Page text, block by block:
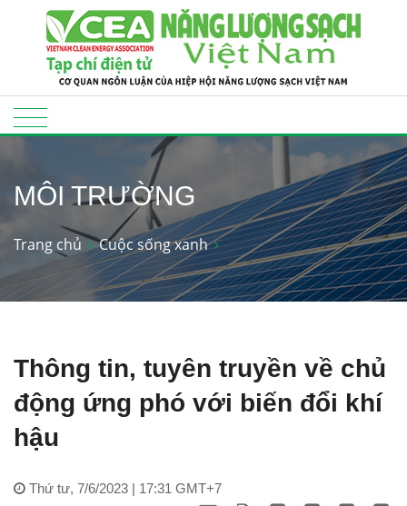
MÔI TRƯỜNG
Trang chủ Cuộc sống xanh
Thông tin, tuyên truyền về chủ
động ứng phó với biến đổi khí
hậu
Thứ tư, 7/6/2023 | 17:31 GMT+7